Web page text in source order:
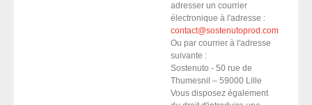
adresser un courrier
électronique à l'adresse :
contact@sostenutoprod.com
Ou par courrier à l'adresse
suivante :
Sostenuto - 50 rue de
Thumesnil – 59000 Lille
Vous disposez également